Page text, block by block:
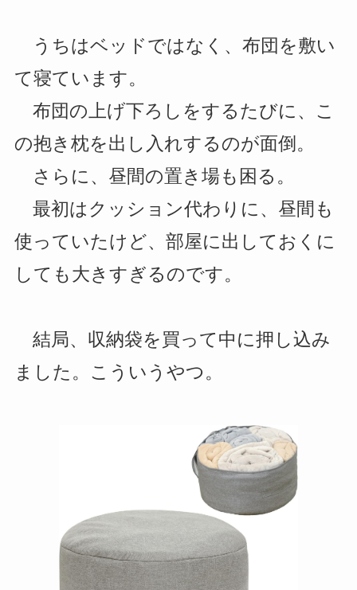
うちはベッドではなく、布団を敷い
て寝ています。
布団の上げ下ろしをするたびに、こ
の抱き枕を出し入れするのが面倒。
さらに、昼間の置き場も困る。
最初はクッション代わりに、昼間も
使っていたけど、部屋に出しておくに
しても大きすぎるのです。
結局、収納袋を買って中に押し込み
ました。こういうやつ。